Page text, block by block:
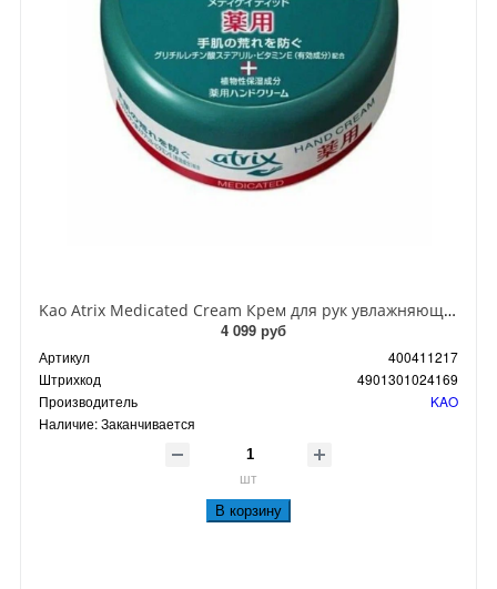
Kao Atrix Medicated Cream Крем для рук увлажняющий с витамином Е и экстрактом дягиля 100 гр
4 099 руб
Артикул
400411217
Штрихкод
4901301024169
Производитель
KAO
Наличие:Заканчивается
шт
В корзину